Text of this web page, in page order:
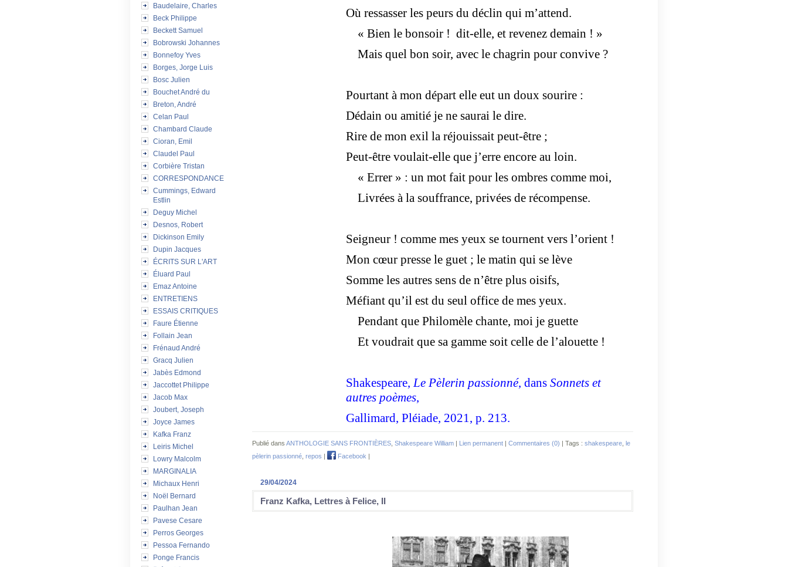
Baudelaire, Charles
Beck Philippe
Beckett Samuel
Bobrowski Johannes
Bonnefoy Yves
Borges, Jorge Luis
Bosc Julien
Bouchet André du
Breton, André
Celan Paul
Chambard Claude
Cioran, Emil
Claudel Paul
Corbière Tristan
CORRESPONDANCE
Cummings, Edward
Estlin
Deguy Michel
Desnos, Robert
Dickinson Emily
Dupin Jacques
ÉCRITS SUR L'ART
Éluard Paul
Emaz Antoine
ENTRETIENS
ESSAIS CRITIQUES
Faure Étienne
Follain Jean
Frénaud André
Gracq Julien
Jabès Edmond
Jaccottet Philippe
Jacob Max
Joubert, Joseph
Joyce James
Kafka Franz
Leiris Michel
Lowry Malcolm
MARGINALIA
Michaux Henri
Noël Bernard
Paulhan Jean
Pavese Cesare
Perros Georges
Pessoa Fernando
Ponge Francis
Où ressasser les peurs du déclin qui m’attend.
« Bien le bonsoir ! dit-elle, et revenez demain ! »
Mais quel bon soir, avec le chagrin pour convive ?
Pourtant à mon départ elle eut un doux sourire :
Dédain ou amitié je ne saurai le dire.
Rire de mon exil la réjouissait peut-être ;
Peut-être voulait-elle que j’erre encore au loin.
« Errer » : un mot fait pour les ombres comme moi,
Livrées à la souffrance, privées de récompense.
Seigneur ! comme mes yeux se tournent vers l’orient !
Mon cœur presse le guet ; le matin qui se lève
Somme les autres sens de n’être plus oisifs,
Méfiant qu’il est du seul office de mes yeux.
Pendant que Philomèle chante, moi je guette
Et voudrait que sa gamme soit celle de l’alouette !
Shakespeare, Le Pèlerin passionné, dans Sonnets et
autres poèmes,
Gallimard, Pléiade, 2021, p. 213.
Publié dans ANTHOLOGIE SANS FRONTIÈRES Shakespeare William | Lien permanent | Commentaires (0) | Tags : shakespeare le
pèlerin passionné repos | Facebook |
29/04/2024
Franz Kafka, Lettres à Felice, II